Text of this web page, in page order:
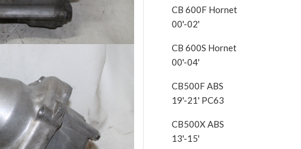
CB 600F Hornet
00'-02'
CB 600S Hornet
00'-04'
CB500F ABS
19'-21' PC63
CB500X ABS
13'-15'